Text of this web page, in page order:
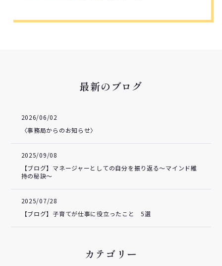
最新のブログ
2026/06/02
〈事務局からのお知らせ〉
2025/09/08
【ブログ】マネージャーとしての自分を振り返る～マインド維
持の秘訣～
2025/07/28
【ブログ】子育てが仕事に役立ったこと 5選
カテゴリー